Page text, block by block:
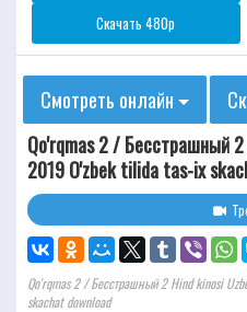
Скачать 480p
Смотреть онлайн
Qo'rqmas 2 / Бесстрашный
2019 O'zbek tilida tas-ix
Qo'rqmas 2 / Бесстрашный 2 Hind kinosi
skachat download